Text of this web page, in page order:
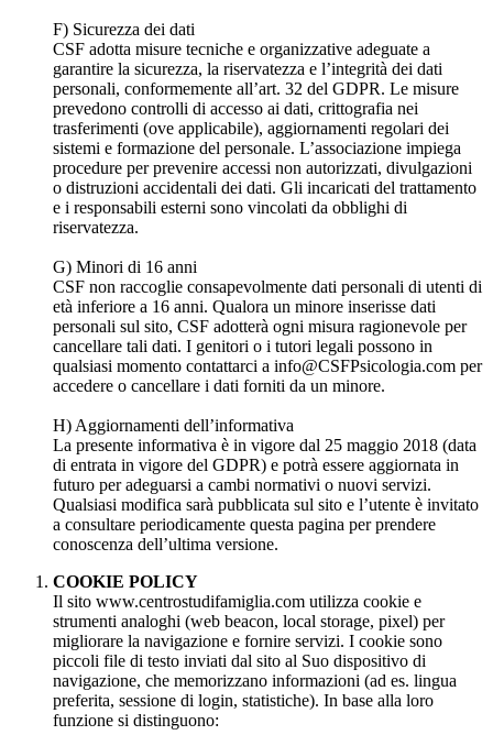
F) Sicurezza dei dati
CSF adotta misure tecniche e organizzative adeguate a
garantire la sicurezza, la riservatezza e l’integrità dei dati
personali, conformemente all’art. 32 del GDPR. Le misure
prevedono controlli di accesso ai dati, crittografia nei
trasferimenti (ove applicabile), aggiornamenti regolari dei
sistemi e formazione del personale. L’associazione impiega
procedure per prevenire accessi non autorizzati, divulgazioni
o distruzioni accidentali dei dati. Gli incaricati del trattamento
e i responsabili esterni sono vincolati da obblighi di
riservatezza.
G) Minori di 16 anni
CSF non raccoglie consapevolmente dati personali di utenti di
età inferiore a 16 anni. Qualora un minore inserisse dati
personali sul sito, CSF adotterà ogni misura ragionevole per
cancellare tali dati. I genitori o i tutori legali possono in
qualsiasi momento contattarci a info@CSFPsicologia.com per
accedere o cancellare i dati forniti da un minore.
H) Aggiornamenti dell’informativa
La presente informativa è in vigore dal 25 maggio 2018 (data
di entrata in vigore del GDPR) e potrà essere aggiornata in
futuro per adeguarsi a cambi normativi o nuovi servizi.
Qualsiasi modifica sarà pubblicata sul sito e l’utente è invitato
a consultare periodicamente questa pagina per prendere
conoscenza dell’ultima versione.
COOKIE POLICY
Il sito www.centrostudifamiglia.com utilizza cookie e
strumenti analoghi (web beacon, local storage, pixel) per
migliorare la navigazione e fornire servizi. I cookie sono
piccoli file di testo inviati dal sito al Suo dispositivo di
navigazione, che memorizzano informazioni (ad es. lingua
preferita, sessione di login, statistiche). In base alla loro
funzione si distinguono: